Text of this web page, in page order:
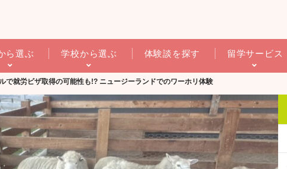
ら選ぶ 学校から選ぶ 体験談を探す 留学サービス
で就労ビザ取得の可能性も!? ニュージーランドでのワーホリ体験